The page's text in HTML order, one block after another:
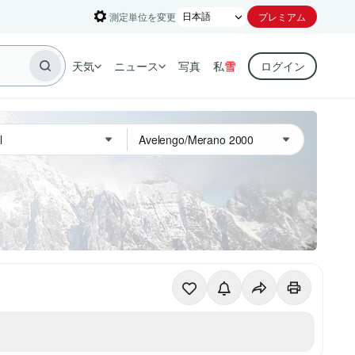
測定単位を変更 プレミアム
天気 ニュース 写真 私雪 ログイン